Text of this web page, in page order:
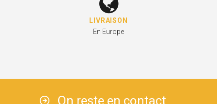
LIVRAISON
En Europe
On reste en contact